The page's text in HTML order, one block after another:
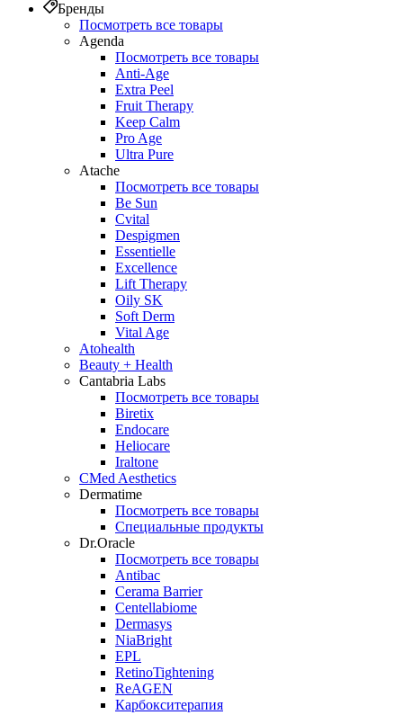
Бренды
Посмотреть все товары
Agenda
Посмотреть все товары
Anti‑Age
Extra Peel
Fruit Therapy
Keep Calm
Pro Age
Ultra Pure
Atache
Посмотреть все товары
Be Sun
Cvital
Despigmen
Essentielle
Excellence
Lift Therapy
Oily SK
Soft Derm
Vital Age
Atohealth
Beauty + Health
Cantabria Labs
Посмотреть все товары
Biretix
Endocare
Heliocare
Iraltone
CMed Aesthetics
Dermatime
Посмотреть все товары
Специальные продукты
Dr.Oracle
Посмотреть все товары
Antibac
Cerama Barrier
Centellabiome
Dermasys
NiaBright
EPL
RetinoTightening
ReAGEN
Карбокситерапия